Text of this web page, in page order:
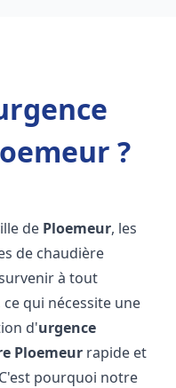
?
de Ploemeur, les
de chaudière
à tout
qui nécessite une
d'urgence
Ploemeur rapide et
pourquoi notre